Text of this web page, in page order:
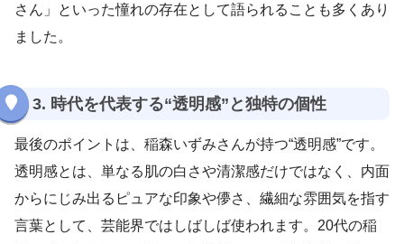
さん」といった憧れの存在として語られることも多くあり
ました。
3. 時代を代表する“透明感”と独特の個性
最後のポイントは、稲森いずみさんが持つ“透明感”です。
透明感とは、単なる肌の白さや清潔感だけではなく、内面
からにじみ出るピュアな印象や儚さ、繊細な雰囲気を指す
言葉として、芸能界ではしばしば使われます。20代の稲